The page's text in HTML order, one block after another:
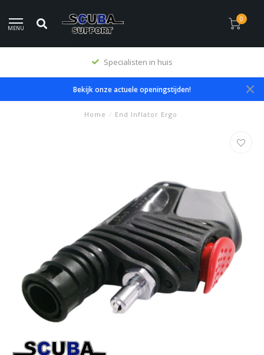
MENU
0
Specialisten in huis
Bekijk onze actuele openingstijden!
Home / End Inflator Ergo